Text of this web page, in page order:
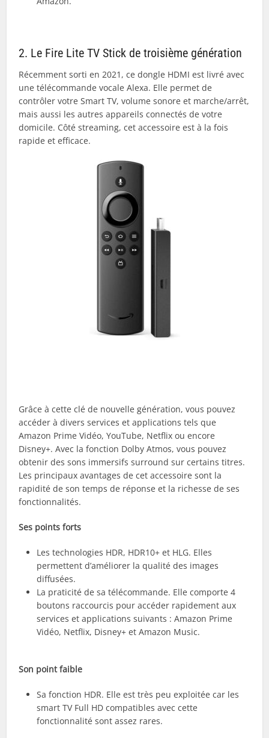
2. Le Fire Lite TV Stick de troisième génération
Récemment sorti en 2021, ce dongle HDMI est livré avec
une télécommande vocale Alexa. Elle permet de
contrôler votre Smart TV, volume sonore et marche/arrêt,
mais aussi les autres appareils connectés de votre
domicile. Côté streaming, cet accessoire est à la fois
rapide et efficace.
Grâce à cette clé de nouvelle génération, vous pouvez
accéder à divers services et applications tels que
Amazon Prime Vidéo, YouTube, Netflix ou encore
Disney+. Avec la fonction Dolby Atmos, vous pouvez
obtenir des sons immersifs surround sur certains titres.
Les principaux avantages de cet accessoire sont la
rapidité de son temps de réponse et la richesse de ses
fonctionnalités.
Ses points forts
Les technologies HDR, HDR10+ et HLG. Elles
permettent d’améliorer la qualité des images
diffusées.
La praticité de sa télécommande. Elle comporte 4
boutons raccourcis pour accéder rapidement aux
services et applications suivants : Amazon Prime
Vidéo, Netflix, Disney+ et Amazon Music.
Son point faible
Sa fonction HDR. Elle est très peu exploitée car les
smart TV Full HD compatibles avec cette
fonctionnalité sont assez rares.